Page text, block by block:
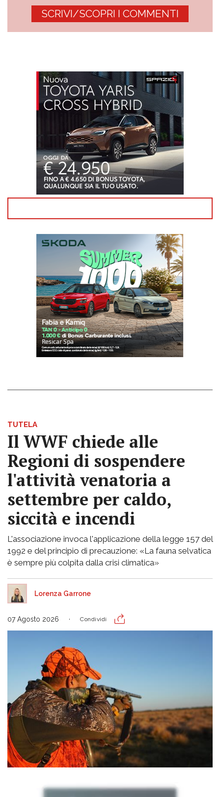
SCRIVI/SCOPRI I COMMENTI
TUTELA
Il WWF chiede alle
Regioni di sospendere
l'attività venatoria a
settembre per caldo,
siccità e incendi
L'associazione invoca l'applicazione della legge 157 del
1992 e del principio di precauzione: «La fauna selvatica
è sempre più colpita dalla crisi climatica»
Lorenza Garrone
07 Agosto 2026 Condividi